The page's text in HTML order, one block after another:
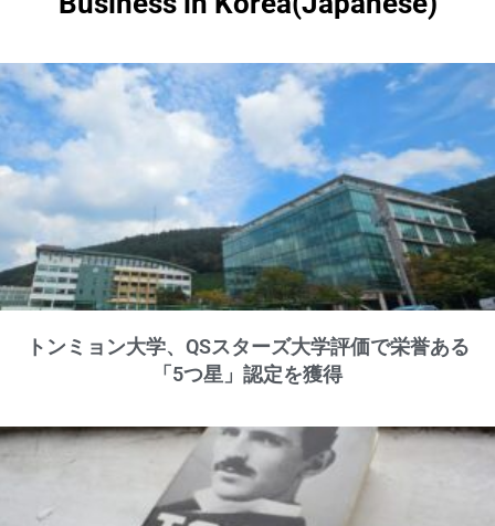
トンミョン大学、QSスターズ大学評価で栄誉ある
「5つ星」認定を獲得